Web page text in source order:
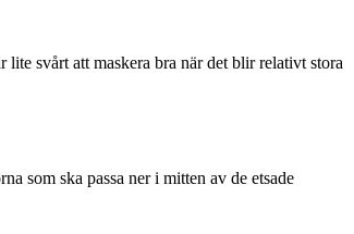
svårt att maskera bra när det blir relativt stora
som ska passa ner i mitten av de etsade